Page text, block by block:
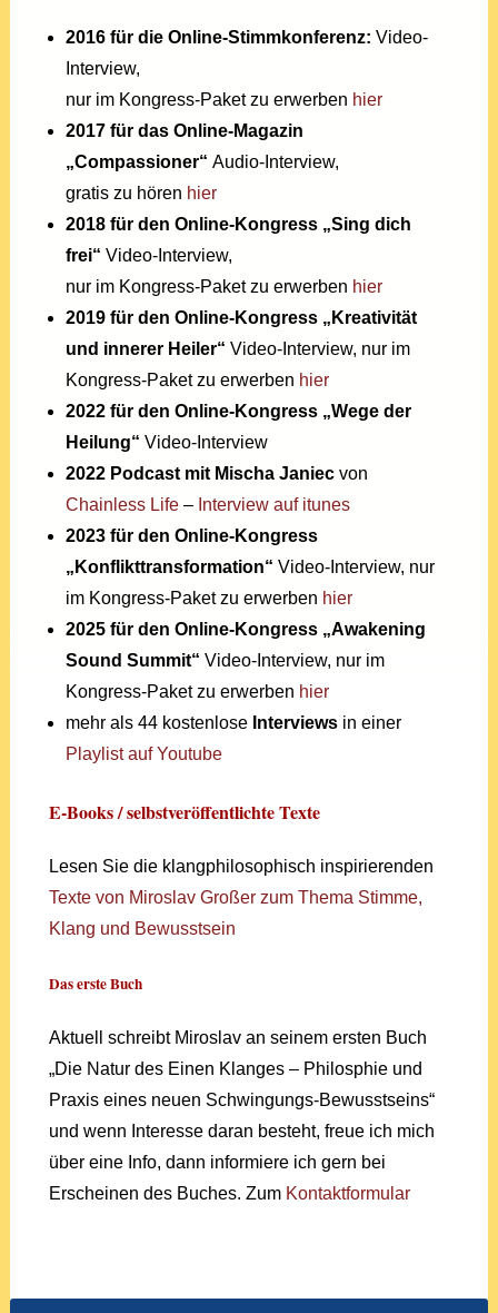
2016 für die Online-Stimmkonferenz: Video-
Interview,
nur im Kongress-Paket zu erwerben hier
2017 für das Online-Magazin
„Compassioner“ Audio-Interview,
gratis zu hören hier
2018 für den Online-Kongress „Sing dich
frei“ Video-Interview,
nur im Kongress-Paket zu erwerben hier
2019 für den Online-Kongress „Kreativität
und innerer Heiler“ Video-Interview, nur im
Kongress-Paket zu erwerben hier
2022 für den Online-Kongress „Wege der
Heilung“ Video-Interview
2022 Podcast mit Mischa Janiec von
Chainless Life – Interview auf itunes
2023 für den Online-Kongress
„Konflikttransformation“ Video-Interview, nur
im Kongress-Paket zu erwerben hier
2025 für den Online-Kongress „Awakening
Sound Summit“ Video-Interview, nur im
Kongress-Paket zu erwerben hier
mehr als 44 kostenlose Interviews in einer
Playlist auf Youtube
E-Books / selbstveröffentlichte Texte
Lesen Sie die klangphilosophisch inspirierenden
Texte von Miroslav Großer zum Thema Stimme,
Klang und Bewusstsein
Das erste Buch
Aktuell schreibt Miroslav an seinem ersten Buch
„Die Natur des Einen Klanges – Philosphie und
Praxis eines neuen Schwingungs-Bewusstseins“
und wenn Interesse daran besteht, freue ich mich
über eine Info, dann informiere ich gern bei
Erscheinen des Buches. Zum Kontaktformular